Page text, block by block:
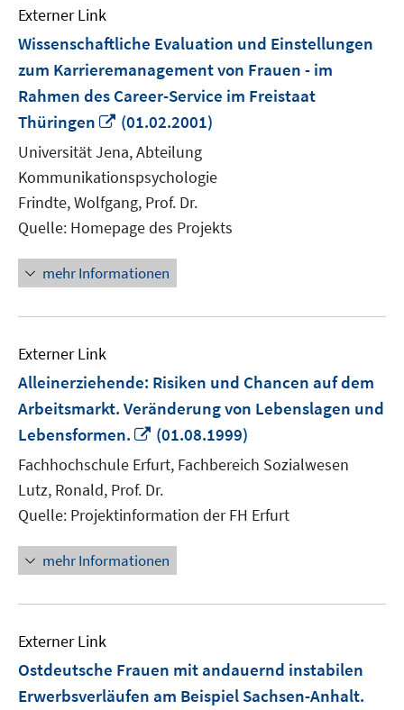
Externer Link
Wissenschaftliche Evaluation und Einstellungen
zum Karrieremanagement von Frauen - im
Rahmen des Career-Service im Freistaat
Thüringen
In
neuem
Fenster
öffnen
(01.02.2001)
Universität Jena, Abteilung
Kommunikationspsychologie
Frindte, Wolfgang, Prof. Dr.
Quelle: Homepage des Projekts
mehr Informationen
Externer Link
Alleinerziehende: Risiken und Chancen auf dem
Arbeitsmarkt. Veränderung von Lebenslagen und
Lebensformen.
In
neuem
Fenster
öffnen
(01.08.1999)
Fachhochschule Erfurt, Fachbereich Sozialwesen
Lutz, Ronald, Prof. Dr.
Quelle: Projektinformation der FH Erfurt
mehr Informationen
Externer Link
Ostdeutsche Frauen mit andauernd instabilen
Erwerbsverläufen am Beispiel Sachsen-Anhalt.